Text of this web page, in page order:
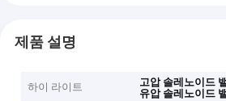
제품 설명
하이 라이트 고압 솔레노이드
유압 솔레노이드